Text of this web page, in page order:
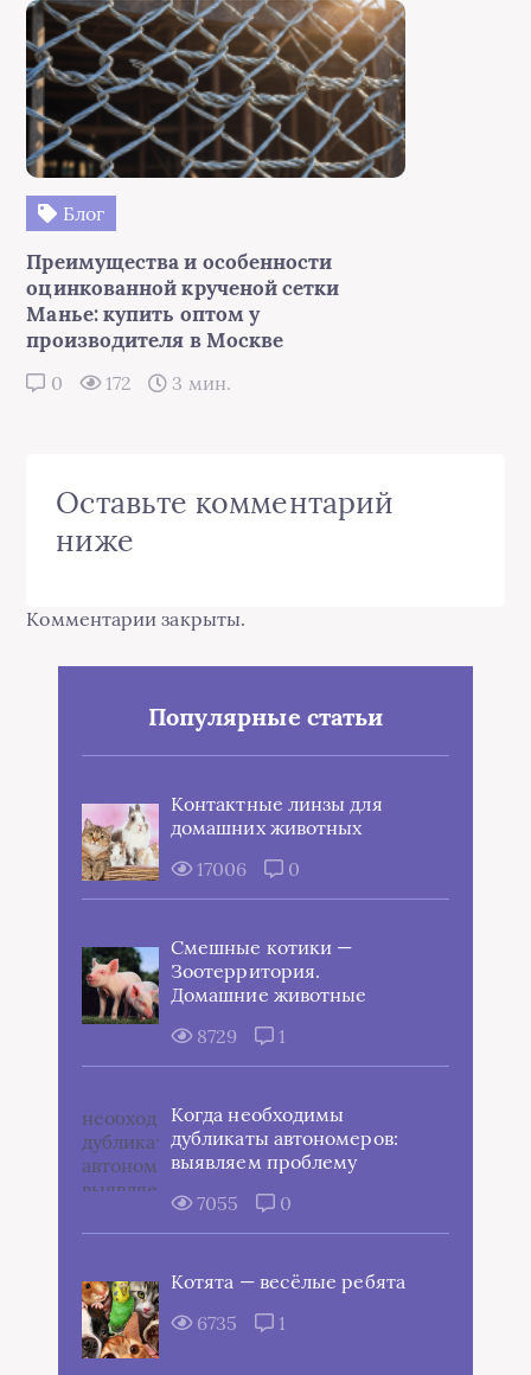
Блог
Преимущества и особенности
оцинкованной крученой сетки
Манье: купить оптом у
производителя в Москве
0 172 3 мин.
Оставьте комментарий
ниже
Комментарии закрыты.
Популярные статьи
Контактные линзы для
домашних животных
17006
0
Смешные котики —
Зоотерритория.
Домашние животные
8729
1
Когда необходимы
дубликаты автономеров:
выявляем проблему
7055
0
Котята — весёлые ребята
6735
1